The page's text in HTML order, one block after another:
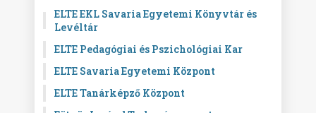
ELTE EKL Savaria Egyetemi Könyvtár és
Levéltár
ELTE Pedagógiai és Pszichológiai Kar
ELTE Savaria Egyetemi Központ
ELTE Tanárképző Központ